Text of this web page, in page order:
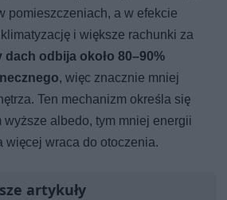
pomieszczeniach, a w efekcie
i większe rachunki za
dach odbija około 80–90%
, więc znacznie mniej
Ten mechanizm określa się
wyższe albedo, tym mniej energii
więcej wraca do otoczenia.
artykuły